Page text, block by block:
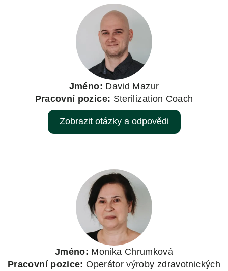
Jméno: David Mazur
Pracovní pozice: Sterilization Coach
Zobrazit otázky a odpovědi
Jméno: Monika Chrumková
Pracovní pozice: Operátor výroby zdravotnických